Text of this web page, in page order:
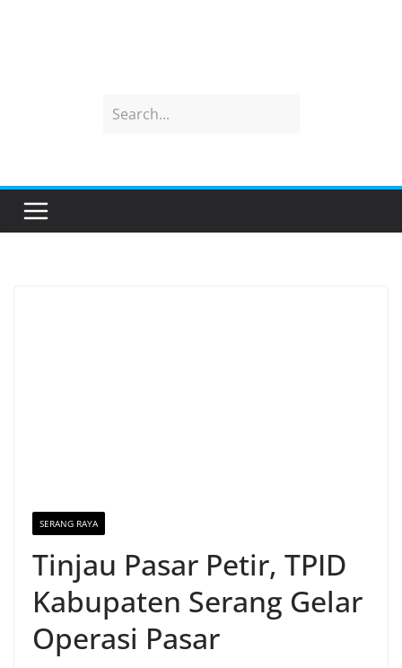
SERANG RAYA
Tinjau Pasar Petir, TPID
Kabupaten Serang Gelar
Operasi Pasar